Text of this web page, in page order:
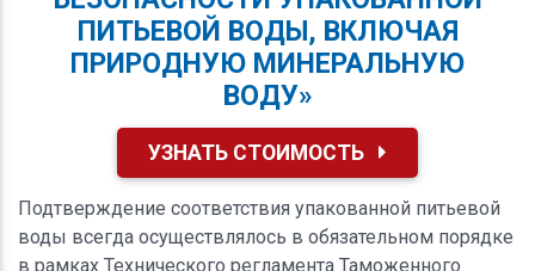
ПИТЬЕВОЙ ВОДЫ, ВКЛЮЧАЯ
ПРИРОДНУЮ МИНЕРАЛЬНУЮ
ВОДУ»
УЗНАТЬ СТОИМОСТЬ
Подтверждение соответствия упакованной питьевой
воды всегда осуществлялось в обязательном порядке
в рамках Технического регламента Таможенного